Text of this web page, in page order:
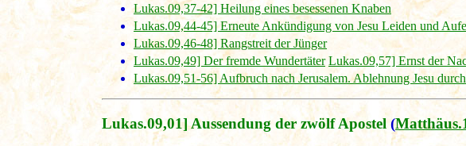
Lukas.09,37-42] Heilung eines besessenen Knaben
Lukas.09,44-45] Erneute Ankündigung von Jesu Leiden und
Lukas.09,46-48] Rangstreit der Jünger
Lukas.09,49] Der fremde Wundertäter Lukas.09,57] Ernst der
Lukas.09,51-56] Aufbruch nach Jerusalem. Ablehnung Jesu
Lukas.09,01] Aussendung der zwölf Apostel (